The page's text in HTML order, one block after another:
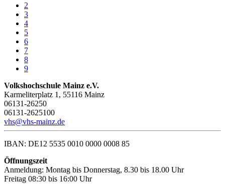
2
3
4
5
6
7
8
9
Volkshochschule Mainz e.V.
Karmeliterplatz 1, 55116 Mainz
06131-26250
06131-2625100
vhs@vhs-mainz.de
IBAN: DE12 5535 0010 0000 0008 85
Öffnungszeit
Anmeldung: Montag bis Donnerstag, 8.30 bis 18.00 Uhr
Freitag 08:30 bis 16:00 Uhr